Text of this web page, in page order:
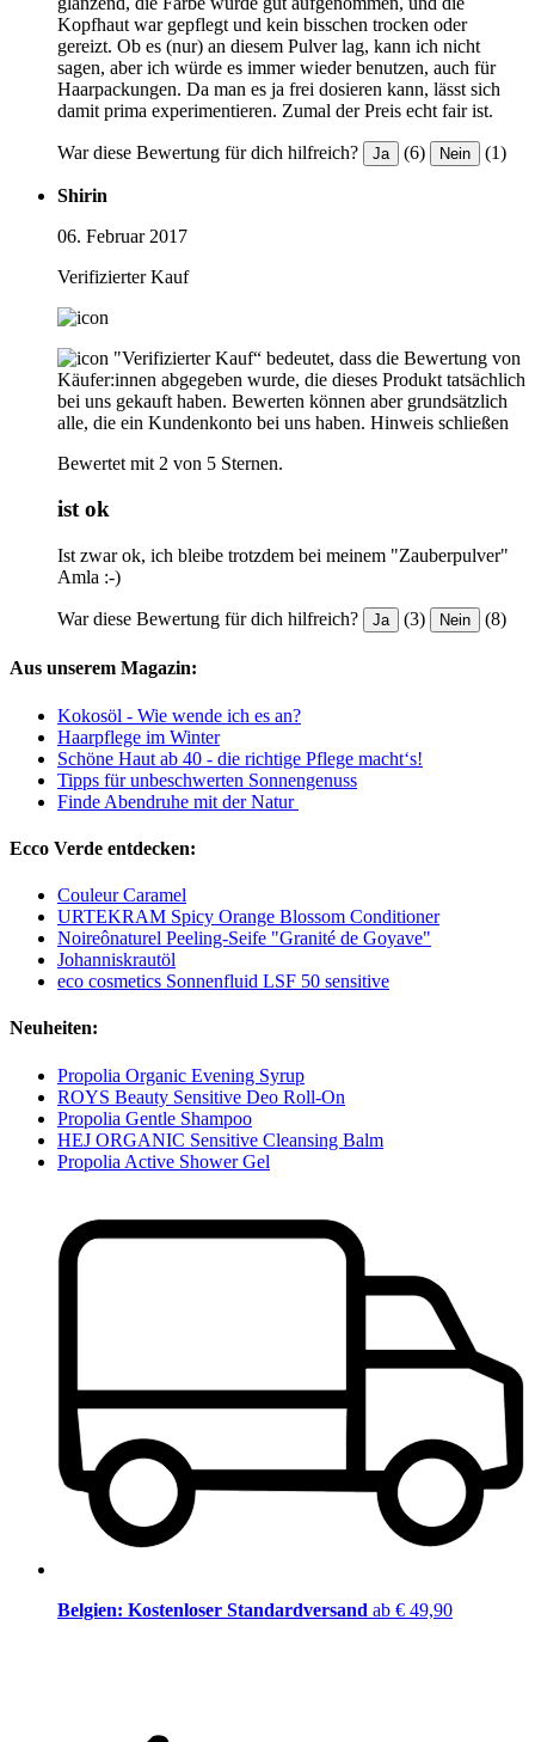
Kopfhaut war gepflegt und kein bisschen trocken oder
gereizt. Ob es (nur) an diesem Pulver lag, kann ich nicht
sagen, aber ich würde es immer wieder benutzen, auch für
Haarpackungen. Da man es ja frei dosieren kann, lässt sich
damit prima experimentieren. Zumal der Preis echt fair ist.
War diese Bewertung für dich hilfreich? Ja (6) Nein (1)
Shirin
06. Februar 2017
Verifizierter Kauf
"Verifizierter Kauf“ bedeutet, dass die Bewertung von
Käufer:innen abgegeben wurde, die dieses Produkt tatsächlich
bei uns gekauft haben. Bewerten können aber grundsätzlich
alle, die ein Kundenkonto bei uns haben. Hinweis schließen
Bewertet mit 2 von 5 Sternen.
ist ok
Ist zwar ok, ich bleibe trotzdem bei meinem "Zauberpulver"
Amla :-)
War diese Bewertung für dich hilfreich? Ja (3) Nein (8)
Aus unserem Magazin:
Kokosöl - Wie wende ich es an?
Haarpflege im Winter
Schöne Haut ab 40 - die richtige Pflege macht‘s!
Tipps für unbeschwerten Sonnengenuss
Finde Abendruhe mit der Natur
Ecco Verde entdecken:
Couleur Caramel
URTEKRAM Spicy Orange Blossom Conditioner
Noireônaturel Peeling-Seife "Granité de Goyave"
Johanniskrautöl
eco cosmetics Sonnenfluid LSF 50 sensitive
Neuheiten:
Propolia Organic Evening Syrup
ROYS Beauty Sensitive Deo Roll-On
Propolia Gentle Shampoo
HEJ ORGANIC Sensitive Cleansing Balm
Propolia Active Shower Gel
Belgien: Kostenloser Standardversand ab € 49,90